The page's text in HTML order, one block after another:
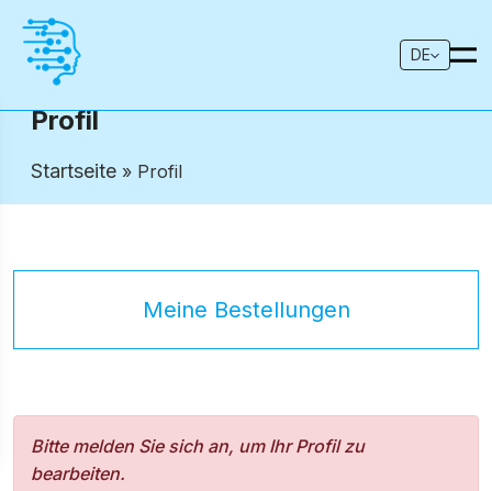
DE
Profil
Startseite » Profil
Meine Bestellungen
Bitte melden Sie sich an, um Ihr Profil zu
bearbeiten.